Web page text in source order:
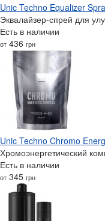
Unic Techno Equalizer
Эквалайзер-спрей для
Есть в наличии
от 436 грн
Unic Techno Chromo
Хромоэнергетический
Есть в наличии
от 345 грн